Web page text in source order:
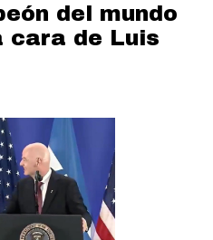
del mundo
cara de Luis